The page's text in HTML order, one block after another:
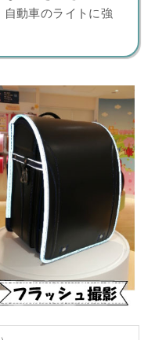
自動車のライトに強